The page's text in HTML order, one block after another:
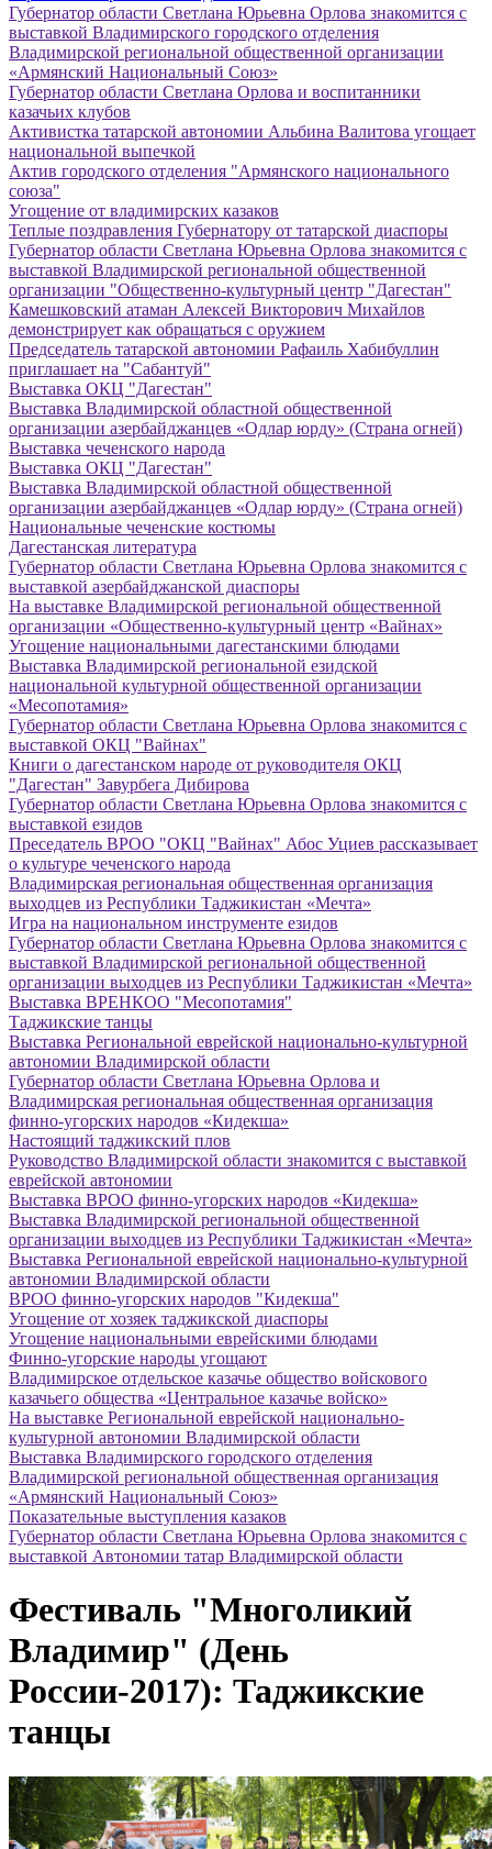
Губернатор области Светлана Юрьевна Орлова знакомится с
выставкой Владимирского городского отделения
Владимирской региональной общественной организации
«Армянский Национальный Союз»
Губернатор области Светлана Орлова и воспитанники
казачьих клубов
Активистка татарской автономии Альбина Валитова угощает
национальной выпечкой
Актив городского отделения "Армянского национального
союза"
Угощение от владимирских казаков
Теплые поздравления Губернатору от татарской диаспоры
Губернатор области Светлана Юрьевна Орлова знакомится с
выставкой Владимирской региональной общественной
организации "Общественно-культурный центр "Дагестан"
Камешковский атаман Алексей Викторович Михайлов
демонстрирует как обращаться с оружием
Председатель татарской автономии Рафаиль Хабибуллин
приглашает на "Сабантуй"
Выставка ОКЦ "Дагестан"
Выставка Владимирской областной общественной
организации азербайджанцев «Одлар юрду» (Страна огней)
Выставка чеченского народа
Выставка ОКЦ "Дагестан"
Выставка Владимирской областной общественной
организации азербайджанцев «Одлар юрду» (Страна огней)
Национальные чеченские костюмы
Дагестанская литература
Губернатор области Светлана Юрьевна Орлова знакомится с
выставкой азербайджанской диаспоры
На выставке Владимирской региональной общественной
организации «Общественно-культурный центр «Вайнах»
Угощение национальными дагестанскими блюдами
Выставка Владимирской региональной езидской
национальной культурной общественной организации
«Месопотамия»
Губернатор области Светлана Юрьевна Орлова знакомится с
выставкой ОКЦ "Вайнах"
Книги о дагестанском народе от руководителя ОКЦ
"Дагестан" Завурбега Дибирова
Губернатор области Светлана Юрьевна Орлова знакомится с
выставкой езидов
Преседатель ВРОО "ОКЦ "Вайнах" Абос Уциев рассказывает
о культуре чеченского народа
Владимирская региональная общественная организация
выходцев из Республики Таджикистан «Мечта»
Игра на национальном инструменте езидов
Губернатор области Светлана Юрьевна Орлова знакомится с
выставкой Владимирской региональной общественной
организации выходцев из Республики Таджикистан «Мечта»
Выставка ВРЕНКОО "Месопотамия"
Таджикские танцы
Выставка Региональной еврейской национально-культурной
автономии Владимирской области
Губернатор области Светлана Юрьевна Орлова и
Владимирская региональная общественная организация
финно-угорских народов «Кидекша»
Настоящий таджикский плов
Руководство Владимирской области знакомится с выставкой
еврейской автономии
Выставка ВРОО финно-угорских народов «Кидекша»
Выставка Владимирской региональной общественной
организации выходцев из Республики Таджикистан «Мечта»
Выставка Региональной еврейской национально-культурной
автономии Владимирской области
ВРОО финно-угорских народов "Кидекша"
Угощение от хозяек таджикской диаспоры
Угощение национальными еврейскими блюдами
Финно-угорские народы угощают
Владимирское отдельское казачье общество войскового
казачьего общества «Центральное казачье войско»
На выставке Региональной еврейской национально-
культурной автономии Владимирской области
Выставка Владимирского городского отделения
Владимирской региональной общественная организация
«Армянский Национальный Союз»
Показательные выступления казаков
Губернатор области Светлана Юрьевна Орлова знакомится с
выставкой Автономии татар Владимирской области
Фестиваль "Многоликий
Владимир" (День
России-2017): Таджикские
танцы